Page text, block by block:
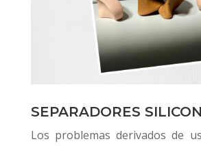
SEPARADORES
Los problemas derivados de